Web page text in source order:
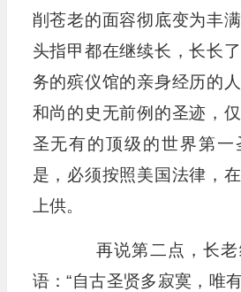
削苍老的面容彻底变为丰
头指甲都在继续长，长长
务的殡仪馆的亲身经历的
和尚的史无前例的圣迹，
圣无有的顶级的世界第一
是，必须按照美国法律，
上供。
再说第二点，长老
语：“自古圣贤多寂寞，唯